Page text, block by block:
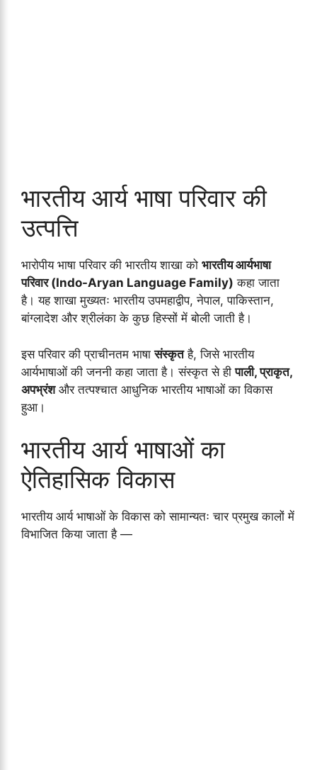
भारतीय आर्य भाषा परिवार की
उत्पत्ति
भारोपीय भाषा परिवार की भारतीय शाखा को भारतीय आर्यभाषा
परिवार (Indo-Aryan Language Family) कहा जाता
है। यह शाखा मुख्यतः भारतीय उपमहाद्वीप, नेपाल, पाकिस्तान,
बांग्लादेश और श्रीलंका के कुछ हिस्सों में बोली जाती है।
इस परिवार की प्राचीनतम भाषासंस्कृतहै, जिसे भारतीय
आर्यभाषाओं की जननी कहा जाता है। संस्कृत से हीपाली, प्राकृत,
अपभ्रंशऔर तत्पश्चात आधुनिक भारतीय भाषाओं का विकास
हुआ।
भारतीय आर्य भाषाओं का
ऐतिहासिक विकास
भारतीय आर्य भाषाओं के विकास को सामान्यतः चार प्रमुख कालों में
विभाजित किया जाता है —